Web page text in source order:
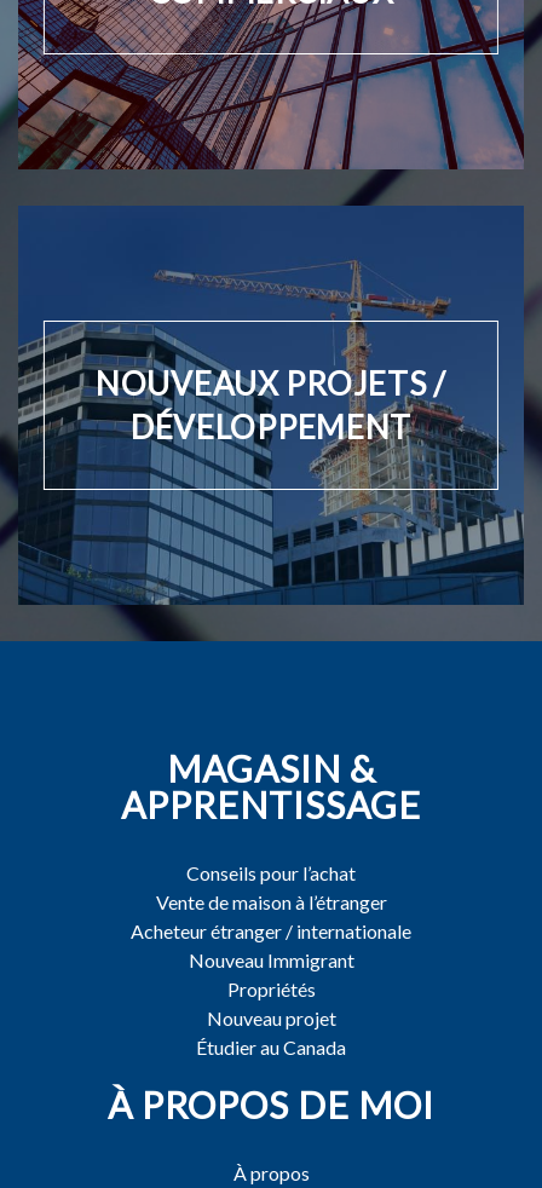
NOUVEAUX PROJETS /
DÉVELOPPEMENT
MAGASIN &
APPRENTISSAGE
Conseils pour l’achat
Vente de maison à l’étranger
Acheteur étranger / internationale
Nouveau Immigrant
Propriétés
Nouveau projet
Étudier au Canada
À PROPOS DE MOI
À propos